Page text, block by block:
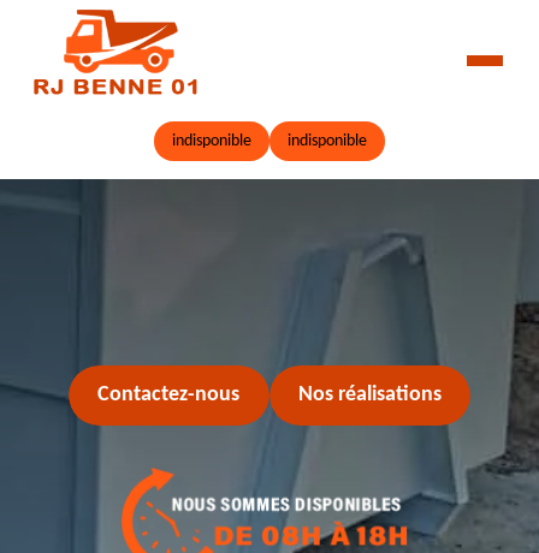
indisponible indisponible
Contactez-nous Nos réalisations